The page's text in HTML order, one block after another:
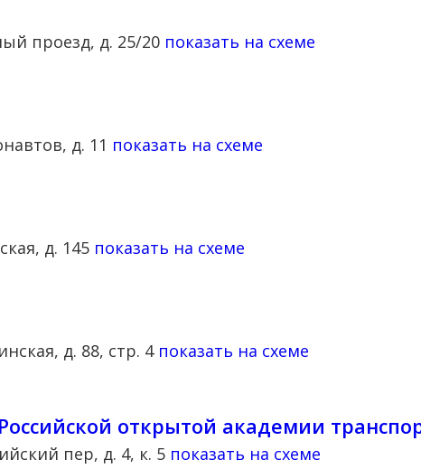
проезд, д. 25/20 показать на схеме
д. 11 показать на схеме
д. 145 показать на схеме
д. 88, стр. 4 показать на схеме
Российской открытой академии
пер, д. 4, к. 5 показать на схеме